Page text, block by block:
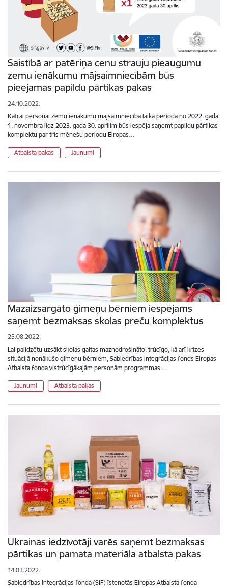
Saistībā ar patēriņa cenu strauju pieaugumu
zemu ienākumu mājsaimniecībām būs
pieejamas papildu pārtikas pakas
24.10.2022.
Katrai personai zemu ienākumu mājsaimniecībā laika periodā no 2022. gada
1. novembra līdz 2023. gada 30. aprīlim būs iespēja saņemt papildu pārtikas
komplektu par trīs mēnešu periodu Eiropas…
Atbalsta pakas Jaunumi
Mazaizsargāto ģimeņu bērniem iespējams
saņemt bezmaksas skolas preču komplektus
25.08.2022.
Lai palīdzētu uzsākt skolas gaitas maznodrošināto, trūcīgo, kā arī krīzes
situācijā nonākušo ģimeņu bērniem, Sabiedrības integrācijas fonds Eiropas
Atbalsta fonda vistrūcīgākajām personām programmas…
Jaunumi Atbalsta pakas
Ukrainas iedzīvotāji varēs saņemt bezmaksas
pārtikas un pamata materiāla atbalsta pakas
14.03.2022.
Sabiedrības integrācijas fonda (SIF) īstenotās Eiropas Atbalsta fonda